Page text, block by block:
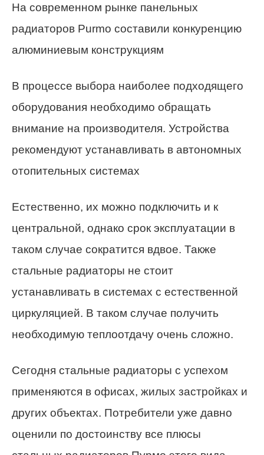
На современном рынке панельных
радиаторов Purmo составили конкуренцию
алюминиевым конструкциям
В процессе выбора наиболее подходящего
оборудования необходимо обращать
внимание на производителя. Устройства
рекомендуют устанавливать в автономных
отопительных системах
Естественно, их можно подключить и к
центральной, однако срок эксплуатации в
таком случае сократится вдвое. Также
стальные радиаторы не стоит
устанавливать в системах с естественной
циркуляцией. В таком случае получить
необходимую теплоотдачу очень сложно.
Сегодня стальные радиаторы с успехом
применяются в офисах, жилых застройках и
других объектах. Потребители уже давно
оценили по достоинству все плюсы